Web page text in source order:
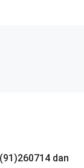
dan